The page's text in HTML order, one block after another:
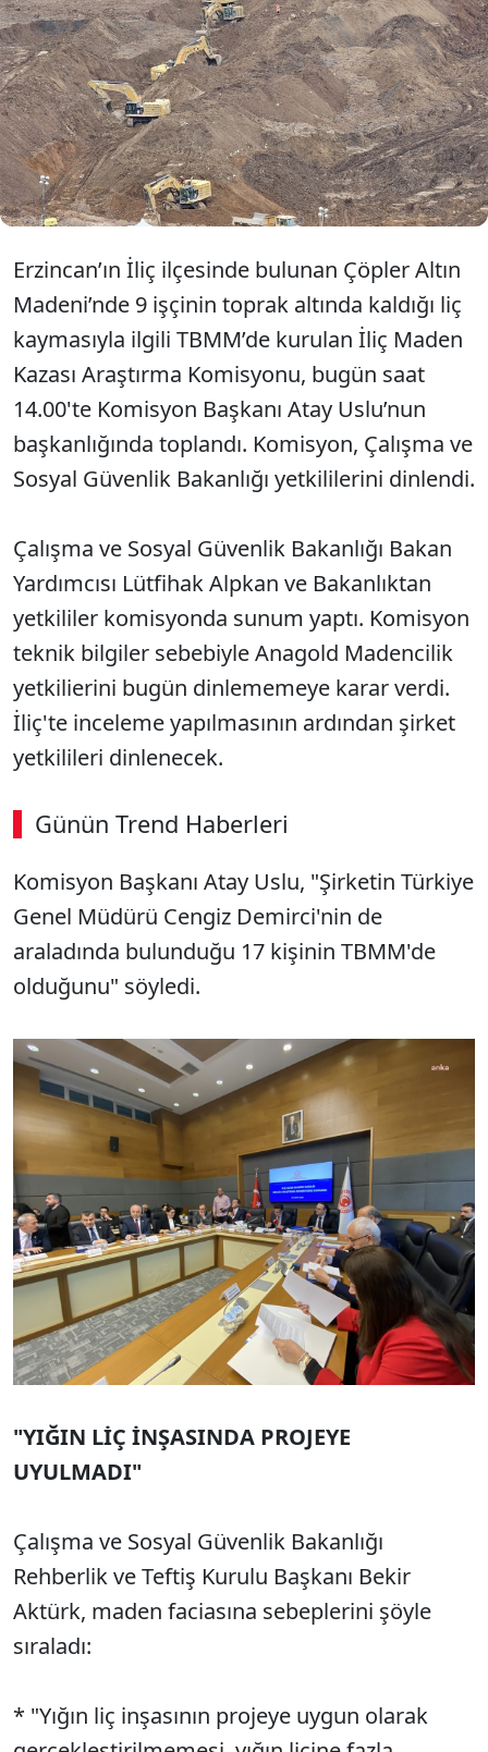
Erzincan’ın İliç ilçesindeki Çöpler Altın
Madeni’nde 9 işçinin toprak altında kaldığı liç
kaymasıyla ilgili TBMM’de kurulan İliç Maden
Kazası Araştırma Komisyonu’nda, bugün
Çalışma ve Sosyal Güvenlik Bakanlığı yetkilileri
dinlendi.
Erzincan’ın İliç ilçesinde bulunan Çöpler Altın
Madeni’nde 9 işçinin toprak altında kaldığı liç
kaymasıyla ilgili TBMM’de kurulan İliç Maden
Kazası Araştırma Komisyonu, bugün saat
14.00'te Komisyon Başkanı Atay Uslu’nun
başkanlığında toplandı. Komisyon, Çalışma ve
Sosyal Güvenlik Bakanlığı yetkililerini dinlendi.
Çalışma ve Sosyal Güvenlik Bakanlığı Bakan
Yardımcısı Lütfihak Alpkan ve Bakanlıktan
yetkililer komisyonda sunum yaptı. Komisyon
teknik bilgiler sebebiyle Anagold Madencilik
yetkilierini bugün dinlememeye karar verdi.
İliç'te inceleme yapılmasının ardından şirket
yetkilileri dinlenecek.
Günün Trend Haberleri
Komisyon Başkanı Atay Uslu, "Şirketin Türkiye
Genel Müdürü Cengiz Demirci'nin de
araladında bulunduğu 17 kişinin TBMM'de
olduğunu" söyledi.
"YIĞIN LİÇ İNŞASINDA PROJEYE
UYULMADI"
Çalışma ve Sosyal Güvenlik Bakanlığı
Rehberlik ve Teftiş Kurulu Başkanı Bekir
Aktürk, maden faciasına sebeplerini şöyle
sıraladı:
* "Yığın liç inşasının projeye uygun olarak